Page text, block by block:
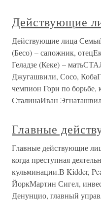
Действующие
Действующие лица
(Бесо) – сапожник,
Геладзе (Кеке) –
Джугашвили, Сосо,
чемпион Гори по борьбе,
СталинаИван
Главные
Главные действующие
когда преступная
кульминации.В Kidder,
ЙоркМартин Сигел,
Денунцио, главный